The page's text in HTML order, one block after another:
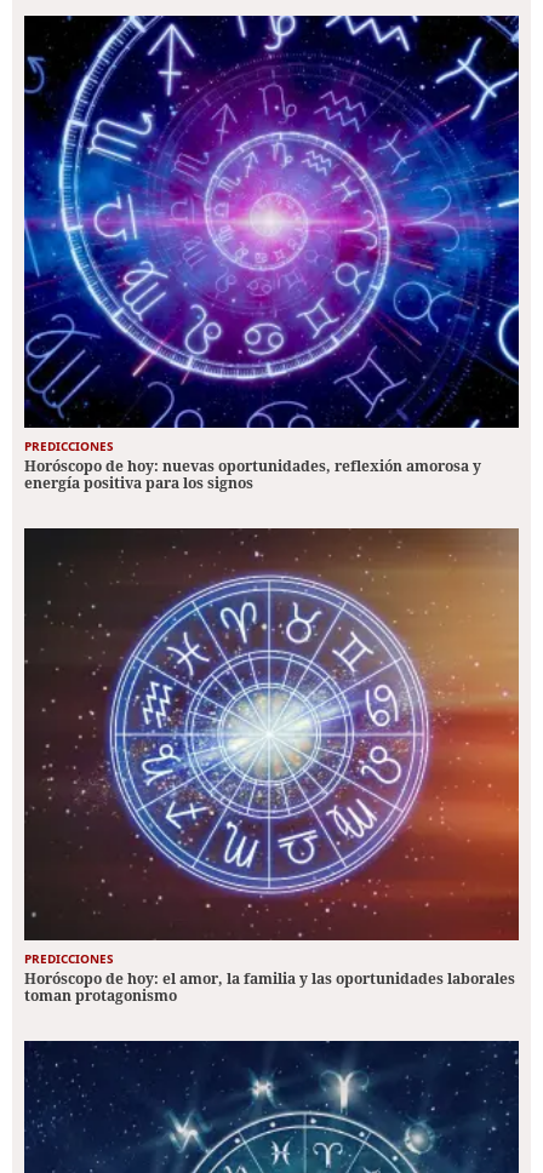
PREDICCIONES
Horóscopo de hoy: nuevas oportunidades, reflexión amorosa y
energía positiva para los signos
PREDICCIONES
Horóscopo de hoy: el amor, la familia y las oportunidades laborales
toman protagonismo